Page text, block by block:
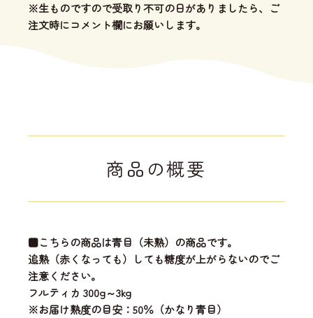
※生ものですので受取り不可の日がありましたら、ご
注文時にコメント欄にお願いします。
商品の概要
■こちらの商品は青目（未熟）の商品です。
追熟（赤くなっても）しても糖度が上がらないのでご
注意ください。
フルティカ 300g～3kg
※お届け熟度の目安：50％（かなり青目）